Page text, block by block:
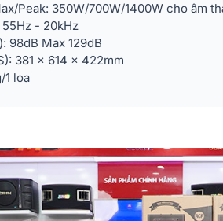
Peak: 350W/700W/1400W cho âm
- 20kHz
98dB Max 129dB
381 x 614 x 422mm
1 loa